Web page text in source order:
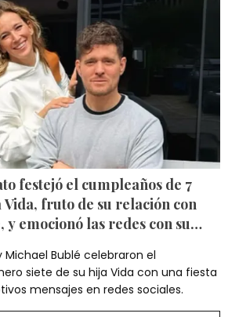
festejó el cumpleaños de 7
Vida, fruto de su relación con
y emocionó las redes con su
Michael Bublé celebraron el
siete de su hija Vida con una fiesta
mensajes en redes sociales.